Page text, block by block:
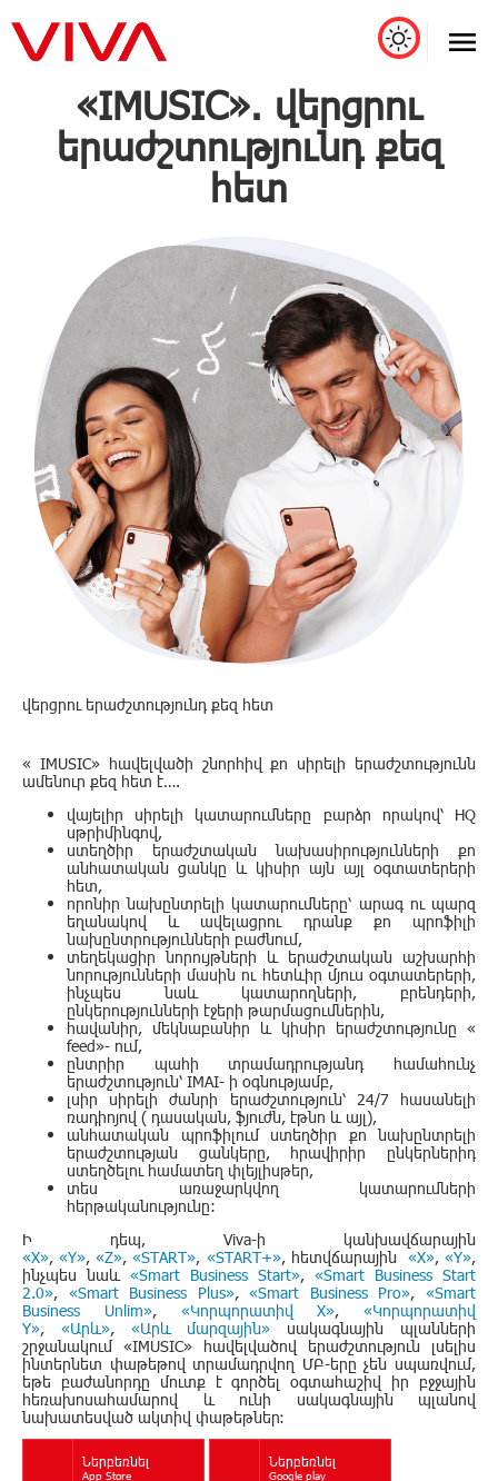
«IMUSIC». վերցրու
երաժշտությունդ քեզ
հետ
վերցրու երաժշտությունդ քեզ հետ
« IMUSIC» հավելվածի շնորհիվ քո սիրելի երաժշտությունն
ամենուր քեզ հետ է….
վայելիր սիրելի կատարումները բարձր որակով՝ HQ
սթրիմինգով,
ստեղծիր երաժշտական նախասիրությունների քո
անհատական ցանկը և կիսիր այն այլ օգտատերերի
հետ,
որոնիր նախընտրելի կատարումները՝ արագ ու պարզ
եղանակով և ավելացրու դրանք քո պրոֆիլի
նախընտրությունների բաժնում,
տեղեկացիր նորույթների և երաժշտական աշխարհի
նորությունների մասին ու հետևիր մյուս օգտատերերի,
ինչպես նաև կատարողների, բրենդերի,
ընկերությունների էջերի թարմացումներին,
հավանիր, մեկնաբանիր և կիսիր երաժշտությունը «
feed»- ում,
ընտրիր պահի տրամադրությանդ համահունչ
երաժշտություն՝ IMAI- ի օգնությամբ,
լսիր սիրելի ժանրի երաժշտություն՝24/7 հասանելի
ռադիոյով ( դասական, ֆյուժն, էթնո և այլ),
անհատական պրոֆիլում ստեղծիր քո նախընտրելի
երաժշտության ցանկերը, հրավիրիր ընկերներիդ
ստեղծելու համատեղ փլեյլիսթեր,
տես առաջարկվող կատարումների
հերթականությունը:
Ի դեպ, Viva-ի կանխավճարային
«X»,«Y»,«Z»,«START», «START+», հետվճարային «X», «Y»,
ինչպես նաև «Smart Business Start», «Smart Business Start
2.0», «Smart Business Plus»,«Smart Business Pro»,«Smart
Business Unlim», «Կորպորատիվ X», «Կորպորատիվ
Y», «Արև», «Արև մարզային» սակագնային պլանների
շրջանակում «IMUSIC» հավելվածով երաժշտություն լսելիս
ինտերնետ փաթեթով տրամադրվող ՄԲ-երը չեն սպառվում,
եթե բաժանորդը մուտք է գործել օգտահաշիվ իր բջջային
հեռախոսահամարով և ունի սակագնային պլանով
նախատեսված ակտիվ փաթեթներ։
Ներբեռնել
App Store
Ներբեռնել
Google play